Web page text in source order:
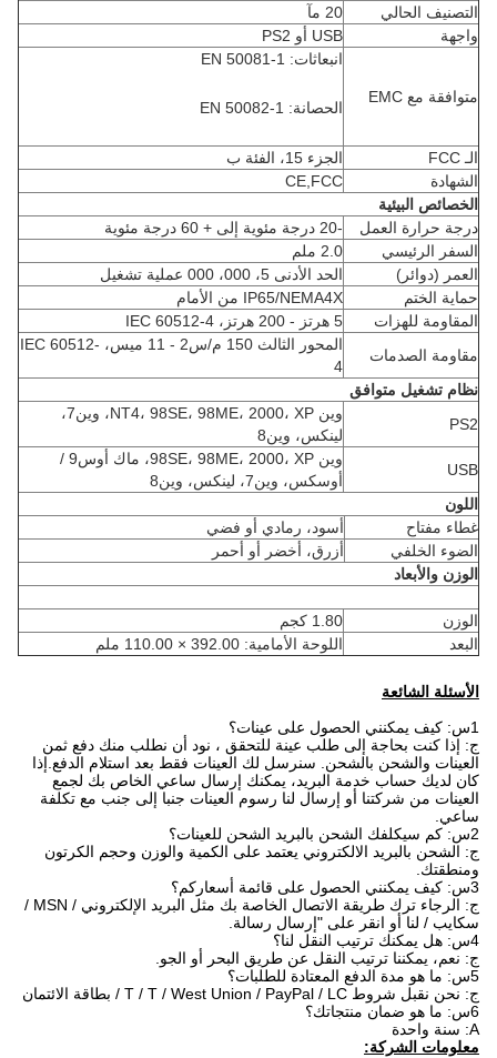
التصنيف الحالي
20 مآ
واجهة
USB أو PS2
متوافقة مع EMC
انبعاثات: EN 50081-1
الحصانة: EN 50082-1
الـ FCC
الجزء 15، الفئة ب
الشهادة
CE,FCC
الخصائص البيئية
درجة حرارة العمل
-20 درجة مئوية إلى + 60 درجة مئوية
السفر الرئيسي
2.0 ملم
العمر (دوائر)
الحد الأدنى 5، 000، 000 عملية تشغيل
حماية الختم
IP65/NEMA4X من الأمام
المقاومة للهزات
5 هرتز - 200 هرتز، IEC 60512-4
مقاومة الصدمات
المحور الثالث 150 م/س2 - 11 ميس، IEC 60512-
4
نظام تشغيل متوافق
PS2
وين NT4، 98SE، 98ME، 2000، XP، وين7،
لينكس، وين8
USB
وين 98SE، 98ME، 2000، XP، ماك أوس9 /
أوسكس، وين7، لينكس، وين8
اللون
غطاء مفتاح
أسود، رمادي أو فضي
الضوء الخلفي
أزرق، أخضر أو أحمر
الوزن والأبعاد
الوزن
1.80 كجم
البعد
اللوحة الأمامية: 392.00 × 110.00 ملم
الأسئلة الشائعة
1س: كيف يمكنني الحصول على عينات؟
ج: إذا كنت بحاجة إلى طلب عينة للتحقق ، نود أن نطلب منك دفع ثمن
العينات والشحن بالشحن. سنرسل لك العينات فقط بعد استلام الدفع.إذا
كان لديك حساب خدمة البريد، يمكنك إرسال ساعي الخاص بك لجمع
العينات من شركتنا أو إرسال لنا رسوم العينات جنبا إلى جنب مع تكلفة
ساعي.
2س: كم سيكلفك الشحن بالبريد الشحن للعينات؟
ج: الشحن بالبريد الالكتروني يعتمد على الكمية والوزن وحجم الكرتون
ومنطقتك.
3س: كيف يمكنني الحصول على قائمة أسعاركم؟
ج: الرجاء ترك طريقة الاتصال الخاصة بك مثل البريد الإلكتروني / MSN /
سكايب / لنا أو انقر على "إرسال رسالة.
4س: هل يمكنك ترتيب النقل لنا؟
ج: نعم، يمكننا ترتيب النقل عن طريق البحر أو الجو.
5س: ما هو مدة الدفع المعتادة للطلبات؟
ج: نحن نقبل شروط T / T / West Union / PayPal / LC / بطاقة الائتمان
6س: ما هو ضمان منتجاتك؟
A: سنة واحدة
معلومات الشركة: